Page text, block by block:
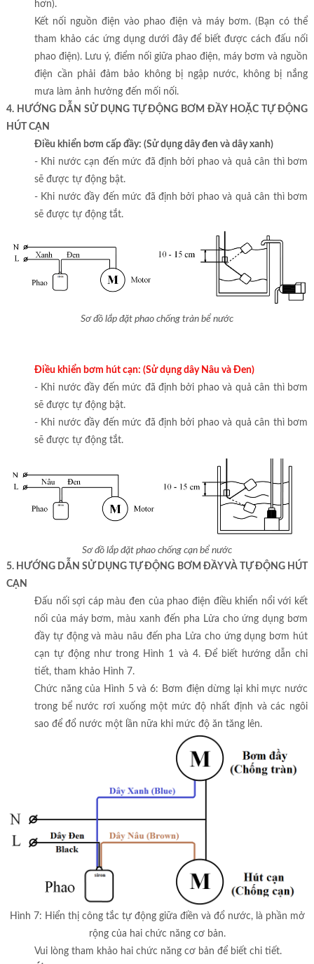
hơn).
Kết nối nguồn điện vào phao điện và máy bơm. (Bạn có thể
tham khảo các ứng dụng dưới đây để biết được cách đấu nối
phao điện). Lưu ý, điểm nối giữa phao điện, máy bơm và nguồn
điện cần phải đảm bảo không bị ngập nước, không bị nắng
mưa làm ảnh hưởng đến mối nối.
4. HƯỚNG DẪN SỬ DỤNG TỰ ĐỘNG BƠM ĐẦY HOẶC TỰ ĐỘNG
HÚT CẠN
Điều khiển bơm cấp đầy: (Sử dụng dây đen và dây xanh)
- Khi nước cạn đến mức đã định bởi phao và quả cân thì bơm
sẽ được tự động bật.
- Khi nước đầy đến mức đã định bởi phao và quả cân thì bơm
sẽ được tự động tắt.
Sơ đồ lắp đặt phao chống tràn bể nước
Điều khiển bơm hút cạn: (Sử dụng dây Nâu và Đen)
- Khi nước đầy đến mức đã định bởi phao và quả cân thì bơm
sẽ được tự động bật.
- Khi nước đầy đến mức đã định bởi phao và quả cân thì bơm
sẽ được tự động tắt.
Sơ đồ lắp đặt phao chống cạn bể nước
5. HƯỚNG DẪN SỬ DỤNG TỰ ĐỘNG BƠM ĐẦY VÀ TỰ ĐỘNG HÚT
CẠN
Đấu nối sợi cáp màu đen của phao điện điều khiển nổi với kết
nối của máy bơm, màu xanh đến pha Lửa cho ứng dụng bơm
đầy tự động và màu nâu đến pha Lửa cho ứng dụng bơm hút
cạn tự động như trong Hình 1 và 4. Để biết hướng dẫn chi
tiết, tham khảo Hình 7.
Chức năng của Hình 5 và 6: Bơm điện dừng lại khi mực nước
trong bể nước rơi xuống một mức độ nhất định và các ngôi
sao để đổ nước một lần nữa khi mức độ ăn tăng lên.
Hình 7: Hiển thị công tắc tự động giữa điền và đổ nước, là phần mở
rộng của hai chức năng cơ bản.
Vui lòng tham khảo hai chức năng cơ bản để biết chi tiết.